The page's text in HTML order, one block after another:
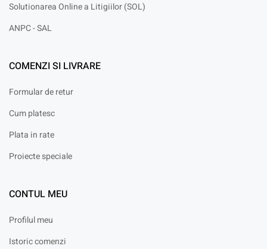
Solutionarea Online a Litigiilor (SOL)
ANPC - SAL
COMENZI SI LIVRARE
Formular de retur
Cum platesc
Plata in rate
Proiecte speciale
CONTUL MEU
Profilul meu
Istoric comenzi